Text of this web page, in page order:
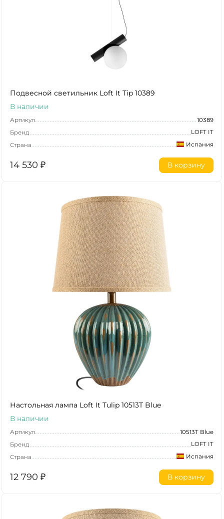
Подвесной светильник Loft It Tip 10389
В наличии
Артикул
10389
Бренд
LOFT IT
Страна
Испания
14 530 ₽ В корзину
Настольная лампа Loft It Tulip 10513T Blue
В наличии
Артикул
10513T Blue
Бренд
LOFT IT
Страна
Испания
12 790 ₽ В корзину